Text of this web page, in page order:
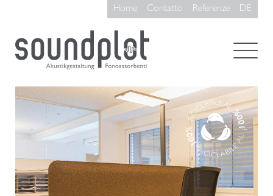
Home Contatto Referenze DE